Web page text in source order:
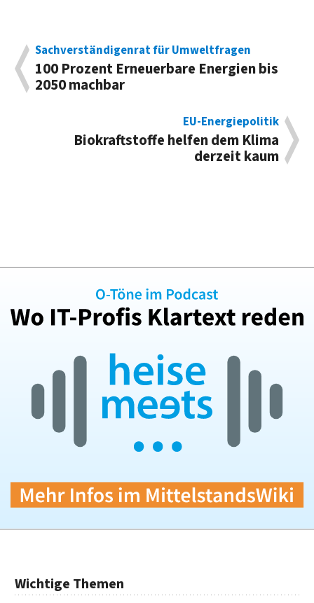
Sachverständigenrat für Umweltfragen
100 Prozent Erneuerbare Energien bis
2050 machbar
EU-Energiepolitik
Biokraftstoffe helfen dem Klima
derzeit kaum
Wichtige Themen